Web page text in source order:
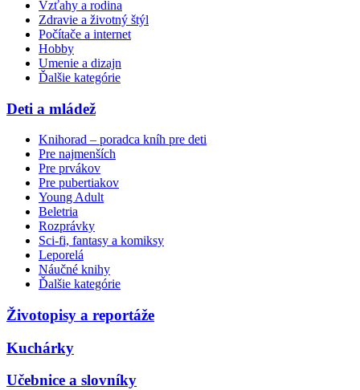
Vzťahy a rodina
Zdravie a životný štýl
Počítače a internet
Hobby
Umenie a dizajn
Ďalšie kategórie
Deti a mládež
Knihorad – poradca kníh pre deti
Pre najmenších
Pre prvákov
Pre pubertiakov
Young Adult
Beletria
Rozprávky
Sci-fi, fantasy a komiksy
Leporelá
Náučné knihy
Ďalšie kategórie
Životopisy a reportáže
Kuchárky
Učebnice a slovníky